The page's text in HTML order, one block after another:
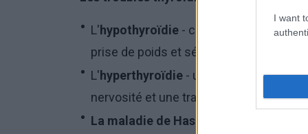
I want
L'hypothyroïdie - causée par une
prise de poids et sécheresse de la peau.
L'hyperthyroïdie - un excès
nervosité et une transpiration
La maladie de Hashimoto